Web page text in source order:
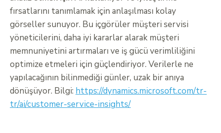
fırsatlarını tanımlamak için anlaşılması kolay
görseller sunuyor. Bu içgörüler müşteri servisi
yöneticilerini, daha iyi kararlar alarak müşteri
memnuniyetini artırmaları ve iş gücü verimliliğini
optimize etmeleri için güçlendiriyor. Verilerle ne
yapılacağının bilinmediği günler, uzak bir anıya
dönüşüyor. Bilgi: https://dynamics.microsoft.com/tr-
tr/ai/customer-service-insights/